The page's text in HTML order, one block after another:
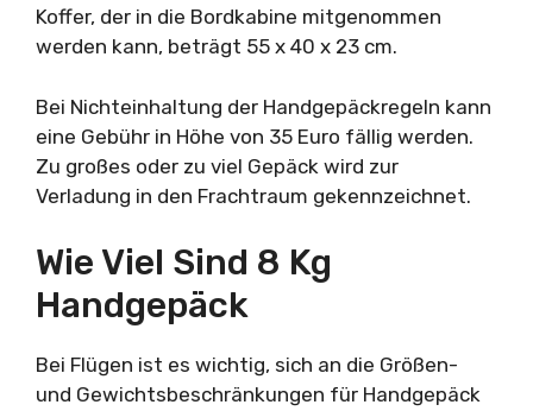
Koffer, der in die Bordkabine mitgenommen
werden kann, beträgt 55 x 40 x 23 cm.
Bei Nichteinhaltung der Handgepäckregeln kann
eine Gebühr in Höhe von 35 Euro fällig werden.
Zu großes oder zu viel Gepäck wird zur
Verladung in den Frachtraum gekennzeichnet.
Wie Viel Sind 8 Kg
Handgepäck
Bei Flügen ist es wichtig, sich an die Größen-
und Gewichtsbeschränkungen für Handgepäck